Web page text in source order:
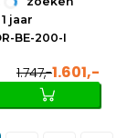
1 jaar
BE-200-I
1.747,-1.601,-